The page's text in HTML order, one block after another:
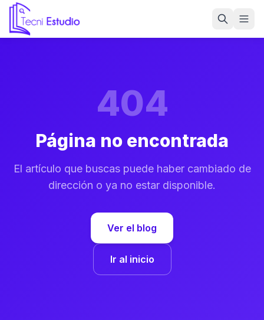
Ir a la página de inicio de Tecni Estudio
404
Página no encontrada
El artículo que buscas puede haber cambiado de
dirección o ya no estar disponible.
Ver el blog
Ir al inicio